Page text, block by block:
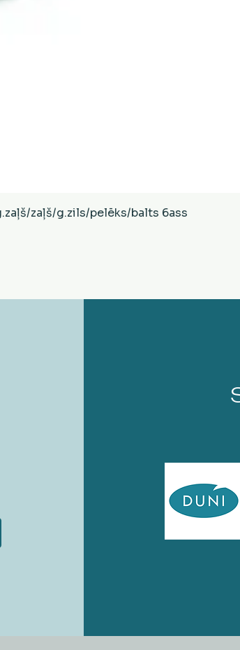
Ātrais skats
zaļš/g.zils/pelēks/balts 6ass